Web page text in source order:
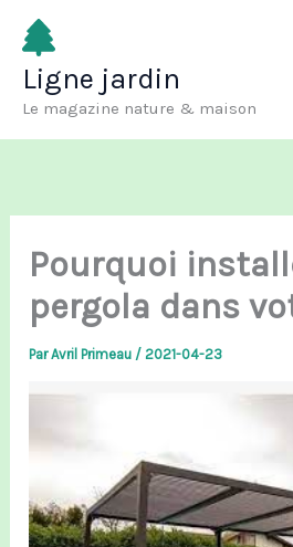
Aller
contenu
Ligne jardin
Le magazine nature & maison
Pourquoi
pergola dans
ParAvril Primeau /2021-04-23